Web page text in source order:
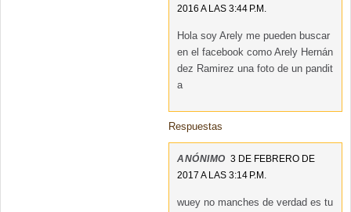
2016 A LAS 3:44 P.M.
Hola soy Arely me pueden buscar
en el facebook como Arely Hernán
dez Ramirez una foto de un pandit
a
Respuestas
ANÓNIMO 3 DE FEBRERO DE
2017 A LAS 3:14 P.M.
wuey no manches de verdad es tu